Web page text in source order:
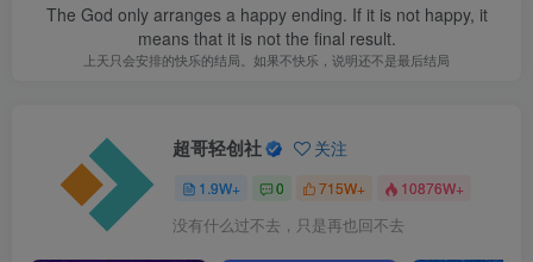
The God only arranges a happy ending. If it is not happy, it
means that it is not the final result.
上天只会安排的快乐的结局。如果不快乐，说明还不是最后结局
超哥轻创社 关注
1.9W+ 0 715W+ 10876W+
没有什么过不去，只是再也回不去